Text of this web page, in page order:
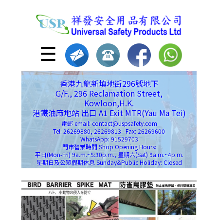
☰
香港九龍新填地街296號地下
G/F., 296 Reclamation Street,
Kowloon,H.K.
港鐵油麻地站 出口 A1 Exit MTR(Yau Ma Tei)
電郵 email: contact@uspsafety.com
Tel: 26269880, 26269813 Fax: 26269600
WhatsApp: 91529703
門市營業時間 Shop Opening Hours:
平日(Mon-Fri) 9a.m.~5:30p.m., 星期六(Sat) 9a.m.~4p.m.
星期日及公眾假期休息 Sunday&Public Holiday: Closed